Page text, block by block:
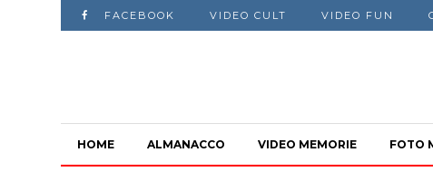
FACEBOOK VIDEO CULT VIDEO FUN
HOME ALMANACCO VIDEO MEMORIE FOTO